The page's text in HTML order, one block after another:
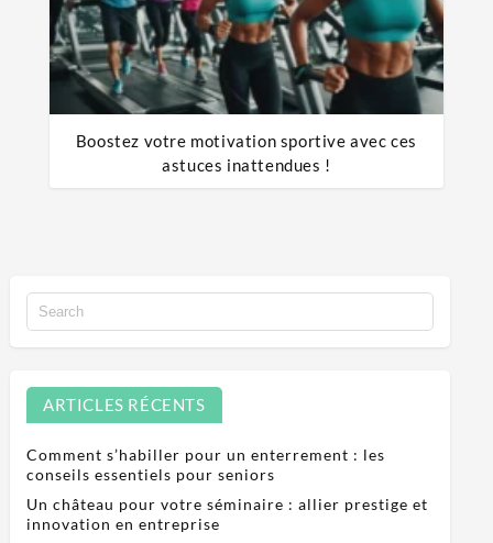
Boostez votre motivation sportive avec ces
astuces inattendues !
ARTICLES RÉCENTS
Comment s’habiller pour un enterrement : les
conseils essentiels pour seniors
Un château pour votre séminaire : allier prestige et
innovation en entreprise